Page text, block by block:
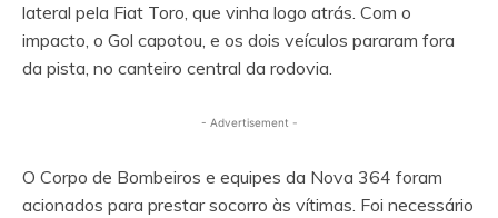
lateral pela Fiat Toro, que vinha logo atrás. Com o
impacto, o Gol capotou, e os dois veículos pararam fora
da pista, no canteiro central da rodovia.
- Advertisement -
O Corpo de Bombeiros e equipes da Nova 364 foram
acionados para prestar socorro às vítimas. Foi necessário